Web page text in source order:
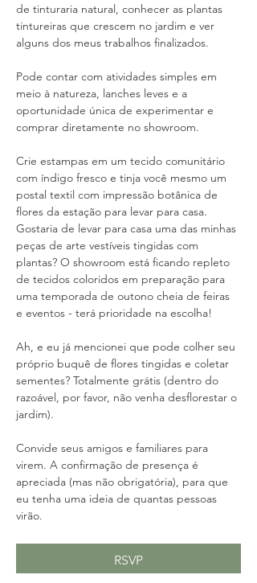
de tinturaria natural, conhecer as plantas
tintureiras que crescem no jardim e ver
alguns dos meus trabalhos finalizados.
Pode contar com atividades simples em
meio à natureza, lanches leves e a
oportunidade única de experimentar e
comprar diretamente no showroom.
Crie estampas em um tecido comunitário
com índigo fresco e tinja você mesmo um
postal textil com impressão botânica de
flores da estação para levar para casa.
Gostaria de levar para casa uma das minhas
peças de arte vestíveis tingidas com
plantas? O showroom está ficando repleto
de tecidos coloridos em preparação para
uma temporada de outono cheia de feiras
e eventos - terá prioridade na escolha!
Ah, e eu já mencionei que pode colher seu
próprio buquê de flores tingidas e coletar
sementes? Totalmente grátis (dentro do
razoável, por favor, não venha desflorestar o
jardim).
Convide seus amigos e familiares para
virem. A confirmação de presença é
apreciada (mas não obrigatória), para que
eu tenha uma ideia de quantas pessoas
virão.
RSVP